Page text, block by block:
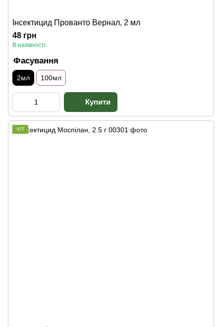
Інсектицид Прованто Вернал, 2 мл
48 грн
В наявності
Фасування
2мл 100мл
ХІТ